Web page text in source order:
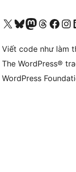
Truy cập tài khoản X (trước đây là Twitter) của chúng tôiVisit our Bluesky account
Visit our Mastodon account
Visit our Threads
Xem trang Facebook của chúng tôiTruy cập tài khoản Instagram của chúng tôiTruy
Viết code như làm
The WordPress®
WordPress